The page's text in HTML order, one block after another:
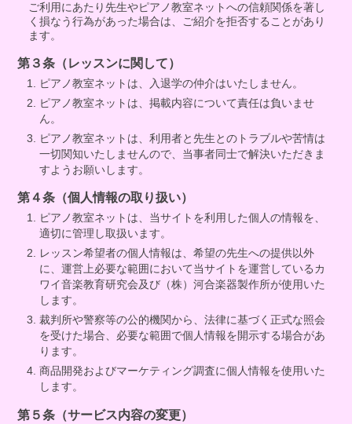
ご利用にあたり先生やピアノ教室ネットへの信頼関係を著し
く損なう行為があった場合は、ご紹介を拒否することがあり
ます。
第３条（レッスンに関して）
ピアノ教室ネットは、入退学の仲介はいたしません。
ピアノ教室ネットは、掲載内容について責任は負いませ
ん。
ピアノ教室ネットは、利用者と先生とのトラブルや苦情は
一切関知いたしませんので、当事者同士で解決いただきま
すようお願いします。
第４条（個人情報の取り扱い）
ピアノ教室ネットは、当サイトを利用した個人の情報を、
適切に管理し取扱います。
レッスン希望者の個人情報は、希望の先生への提供以外
に、運営上必要な範囲において当サイトを運営しているカ
ワイ音楽教育研究会及び（株）河合楽器製作所が使用いた
します。
裁判所や警察等の公的機関から、法律に基づく正式な照会
を受けた場合、必要な範囲で個人情報を開示する場合があ
ります。
商品開発およびマーケティング調査に個人情報を使用いた
します。
第５条（サービス内容の変更）